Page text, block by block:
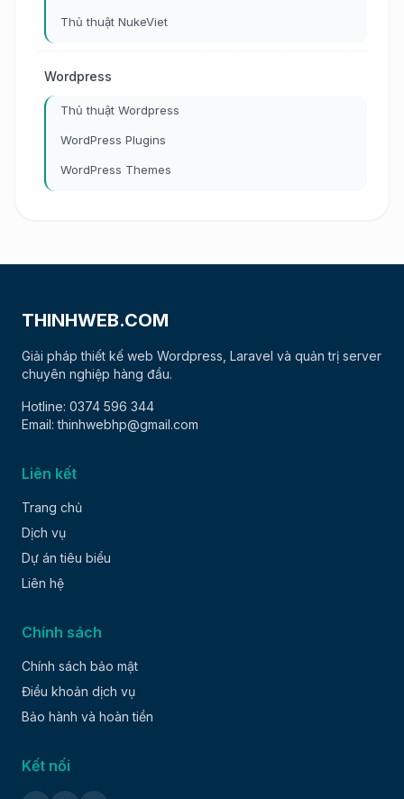
Thủ thuật NukeViet
Wordpress
Thủ thuật Wordpress
WordPress Plugins
WordPress Themes
THINHWEB.COM
Giải pháp thiết kế web Wordpress, Laravel và quản trị server
chuyên nghiệp hàng đầu.
Hotline: 0374 596 344
Email: thinhwebhp@gmail.com
Liên kết
Trang chủ
Dịch vụ
Dự án tiêu biểu
Liên hệ
Chính sách
Chính sách bảo mật
Điều khoản dịch vụ
Bảo hành và hoàn tiền
Kết nối